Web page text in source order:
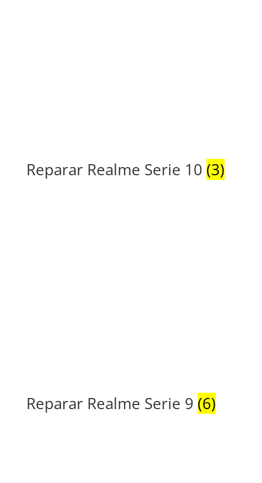
Reparar Realme Serie 10 (3)
Reparar Realme Serie 9 (6)